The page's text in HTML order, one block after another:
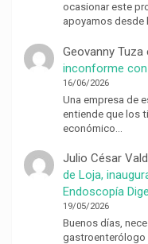
ocasionar este
apoyamos desde
Geovanny Tuza
inconforme
16/06/2026
Una empresa de
entiende que los
económico…
Julio César
de Loja,
Endoscopía
19/05/2026
Buenos días,
gastroenterólogo